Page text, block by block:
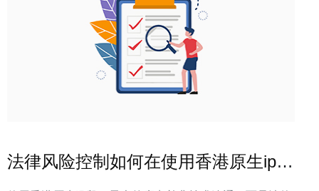
法律风险控制如何在使用香港原生ip段